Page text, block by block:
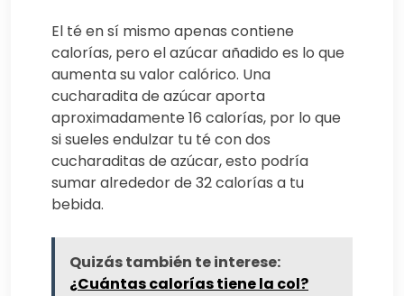
El té en sí mismo apenas contiene
calorías, pero el azúcar añadido es lo que
aumenta su valor calórico. Una
cucharadita de azúcar aporta
aproximadamente 16 calorías, por lo que
si sueles endulzar tu té con dos
cucharaditas de azúcar, esto podría
sumar alrededor de 32 calorías a tu
bebida.
Quizás también te interese:
¿Cuántas calorías tiene la col?